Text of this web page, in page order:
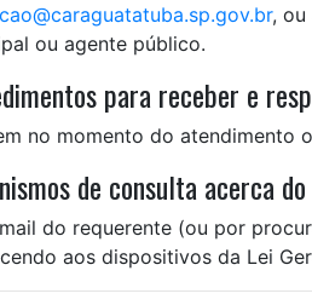
, ou
ou agente público.
para receber e
no momento do atendimento
de consulta acerca
do requerente (ou por
aos dispositivos da Lei